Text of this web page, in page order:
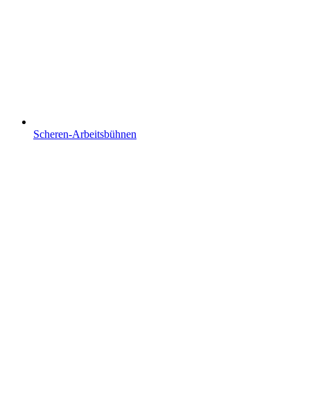
Scheren-Arbeitsbühnen